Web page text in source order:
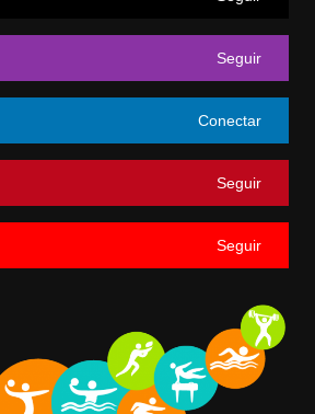
Seguir
Conectar
Seguir
Seguir